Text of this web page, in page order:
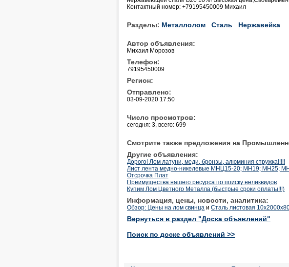
Контактный номер: +79195450009 Михаил
Разделы: Металлолом Сталь Нержавейка
Автор объявления:
Михаил Морозов
Телефон:
79195450009
Регион:
Отправлено:
03-09-2020 17:50
Число просмотров:
сегодня: 3, всего: 699
Смотрите также предложения на
Другие объявления:
Дорого! Лом латуни, меди, бронзы, алюминия стружка!!!!!
Лист лента медно-никелевые МНЦ15-20; МН19; МН25;
Отсрочка Плат
Преимущества нашего ресурса по поиску неликвидов
Купим Лом Цветного Металла (быстрые сроки оплаты!!!)
Информация, цены, новости, аналитика:
Обзор: Цены на лом свинца и Сталь листовая
Вернуться в раздел "Доска объявлений"
Поиск по доске объявлений >>